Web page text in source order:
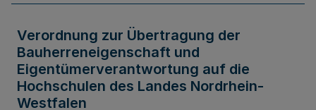
Verordnung zur Übertragung der
Bauherreneigenschaft und
Eigentümerverantwortung auf die
Hochschulen des Landes Nordrhein-
Westfalen